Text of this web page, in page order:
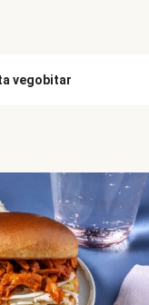
vegobitar